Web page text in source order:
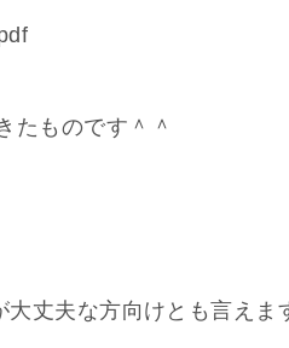
たものです＾＾
丈夫な方向けとも言えま